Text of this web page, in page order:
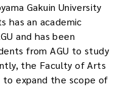
Gakuin University
has an academic
and has been
from AGU to study
the Faculty of Arts
to expand the scope of